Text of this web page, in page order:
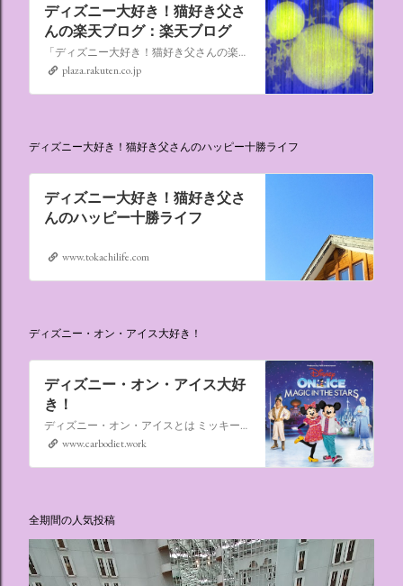
ディズニー大好き！猫好き父さ
んの楽天ブログ：楽天ブログ
「ディズニー大好き！猫好き父さんの楽天ブログ」にようこそ！ いろんなブログサービスが廃止になるなか満を持して楽天ブログをはじめようと思います。 よろしくお願いいたします。
plaza.rakuten.co.jp
ディズニー大好き！猫好き父さんのハッピー十勝ライフ
ディズニー大好き！猫好き父さ
んのハッピー十勝ライフ
www.tokachilife.com
ディズニー・オン・アイス大好き！
ディズニー・オン・アイス大好
き！
ディズニー・オン・アイスとは ミッキーマウスやミニーマウスをはじめ、たくさんのディズニーキャラクターが登場し、世代を超えて愛され続けている、氷の上のミュージカルショーです。
www.carbodiet.work
全期間の人気投稿